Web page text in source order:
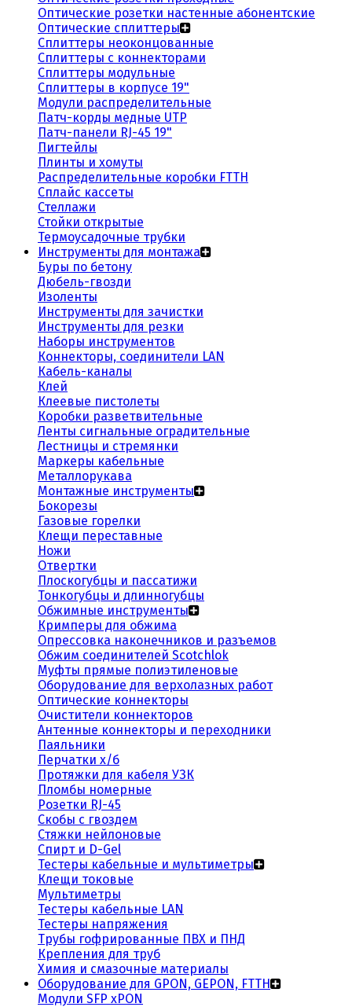
Оптические розетки настенные абонентские
Оптические сплиттеры
Сплиттеры неоконцованные
Сплиттеры с коннекторами
Сплиттеры модульные
Сплиттеры в корпусе 19"
Модули распределительные
Патч-корды медные UTP
Патч-панели RJ-45 19"
Пигтейлы
Плинты и хомуты
Распределительные коробки FTTH
Сплайс кассеты
Стеллажи
Стойки открытые
Термоусадочные трубки
Инструменты для монтажа
Буры по бетону
Дюбель-гвозди
Изоленты
Инструменты для зачистки
Инструменты для резки
Наборы инструментов
Коннекторы, соединители LAN
Кабель-каналы
Клей
Клеевые пистолеты
Коробки разветвительные
Ленты сигнальные оградительные
Лестницы и стремянки
Маркеры кабельные
Металлорукава
Монтажные инструменты
Бокорезы
Газовые горелки
Клещи переставные
Ножи
Отвертки
Плоскогубцы и пассатижи
Тонкогубцы и длинногубцы
Обжимные инструменты
Кримперы для обжима
Опрессовка наконечников и разъемов
Обжим соединителей Scotchlok
Муфты прямые полиэтиленовые
Оборудование для верхолазных работ
Оптические коннекторы
Очистители коннекторов
Антенные коннекторы и переходники
Паяльники
Перчатки х/б
Протяжки для кабеля УЗК
Пломбы номерные
Розетки RJ-45
Скобы с гвоздем
Стяжки нейлоновые
Спирт и D-Gel
Тестеры кабельные и мультиметры
Клещи токовые
Мультиметры
Тестеры кабельные LAN
Тестеры напряжения
Трубы гофрированные ПВХ и ПНД
Крепления для труб
Химия и смазочные материалы
Оборудование для GPON, GEPON, FTTH
Модули SFP xPON